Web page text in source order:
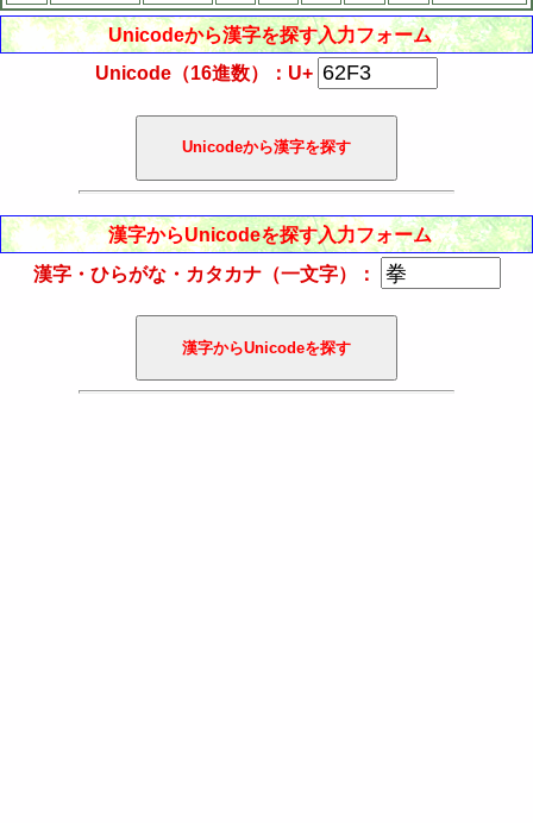
Unicodeから漢字を探す入力フォーム
Unicode（16進数）：U+
漢字からUnicodeを探す入力フォーム
漢字・ひらがな・カタカナ（一文字）：